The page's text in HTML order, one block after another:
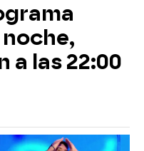
a las 22:00